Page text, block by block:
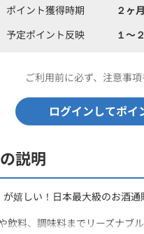
ポイント獲得時期
２ヶ
予定ポイント反映
１〜
ご利用前に必ず、注意事項
ログインしてポイ
の説明
嬉しい！日本最大級のお酒通
飲料、調味料までリーズナブル